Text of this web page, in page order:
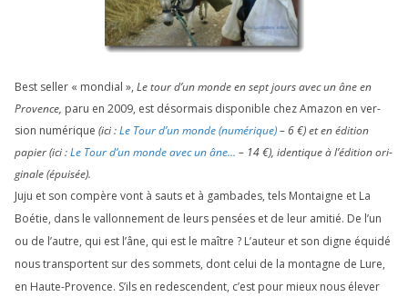
Best sel­ler « mon­dial », Le tour d’un monde en sept jours avec un âne en
Provence, paru en 2009, est désor­mais dis­po­nible chez Amazon en ver­
sion numé­rique (ici :Le Tour d’un monde (numé­rique)–6€) et en édi­tion
papier (ici :Le Tour d’un monde avec un âne… – 14€), iden­tique à l’é­di­tion ori­
gi­nale (épui­sée).
Juju et son com­père vont à sauts et à gam­bades, tels Montaigne et La
Boétie, dans le val­lon­ne­ment de leurs pen­sées et de leur ami­tié. De l’un
ou de l’autre, qui est l’âne, qui est le maître ? L’auteur et son digne équi­dé
nous trans­portent sur des som­mets, dont celui de la mon­tagne de Lure,
en Haute-Provence. S’ils en redes­cendent, c’est pour mieux nous éle­ver